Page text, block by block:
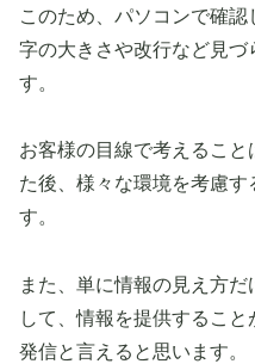
このため、パソコンで確
字の大きさや改行など見づ
す。
お客様の目線で考えるこ
た後、様々な環境を考慮す
す。
また、単に情報の見え方
して、情報を提供するこ
発信と言えると思います。